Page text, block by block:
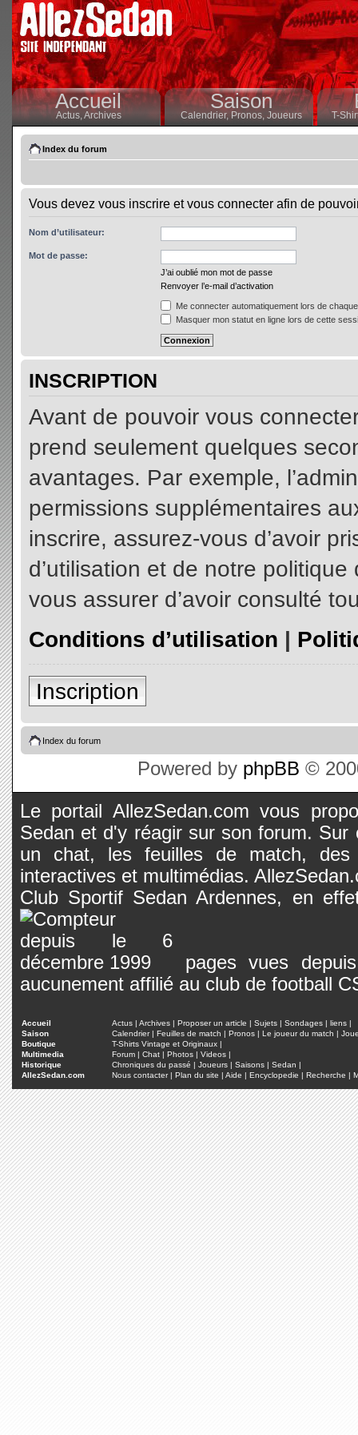
Accueil
Actus,Archives
Saison
Calendrier,Pronos, Joueurs T-
Index du forum
Vous devez vous inscrire et vous connecter afin de
Nom d’utilisateur:
Mot de passe:
J’ai oublié mon mot de passe
Renvoyer l’e-mail d’activation
Me connecter automatiquement lors de
Masquer mon statut en ligne lors de cette
INSCRIPTION
Avant de pouvoir vous
prend seulement quelques
avantages. Par exemple,
permissions supplémentaires
inscrire, assurez-vous d’avoir
d’utilisation et de notre
vous assurer d’avoir consulté
Conditions d’utilisation |
Inscription
Index du forum
Powered by phpBB ©
Le portail AllezSedan.com vous
Sedan et d'y réagir sur son forum.
un chat, les feuilles de match, des
interactives et multimédias.
Club Sportif Sedan Ardennes, en
pages vues
aucunement affilié au club de football
Accueil Actus | Archives | Proposer un article | Sujets | Sondages | liens |
Saison
Calendrier| Feuilles de match | Pronos | Le joueur du match |
Boutique
T-Shirts Vintage et Originaux |
Multimedia
Forum | Chat | Photos | Videos |
Historique
Chroniques du passé | Joueurs | Saisons | Sedan |
AllezSedan.com
Nous contacter| Plan du site | Aide | Encyclopedie | Recherche |